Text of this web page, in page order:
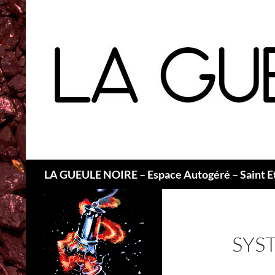
LA GUEULE NOIRE – Espace Autogéré – Saint